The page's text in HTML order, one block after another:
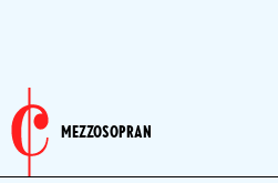
MEZZOSOPRAN